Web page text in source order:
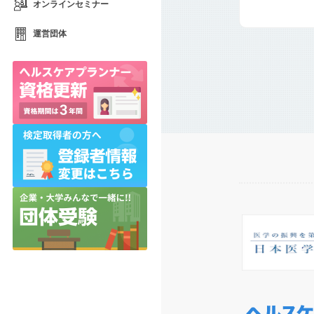
オンラインセミナー
運営団体